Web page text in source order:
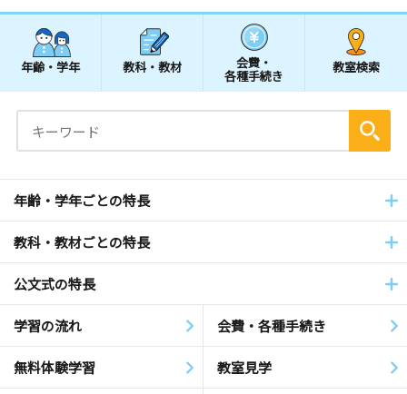
年齢・学年 教科・教材 会費・
各種手続き
教室検索
年齢・学年ごとの特長
教科・教材ごとの特長
公文式の特長
学習の流れ 会費・各種手続き
無料体験学習 教室見学